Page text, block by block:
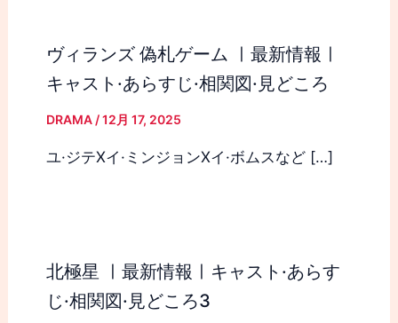
ヴィランズ 偽札ゲーム ㅣ最新情報ㅣ
キャスト·あらすじ·相関図·見どころ
DRAMA/12月 17, 2025
ユ·ジテXイ·ミンジョンXイ·ボムスなど […]
北極星 ㅣ最新情報ㅣキャスト·あらす
じ·相関図·見どころ3